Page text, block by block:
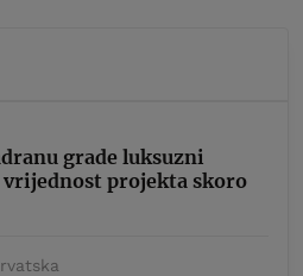
grade luksuzni
projekta skoro